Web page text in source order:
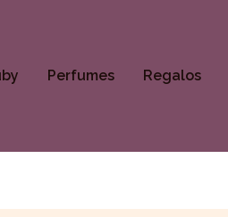
Perfumes Regalos